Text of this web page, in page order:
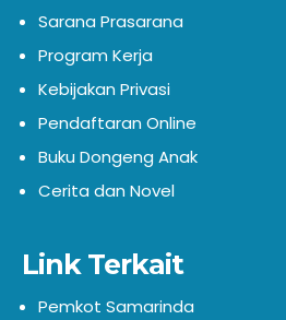
Sarana Prasarana
Program Kerja
Kebijakan Privasi
Pendaftaran Online
Buku Dongeng Anak
Cerita dan Novel
Link Terkait
Pemkot Samarinda